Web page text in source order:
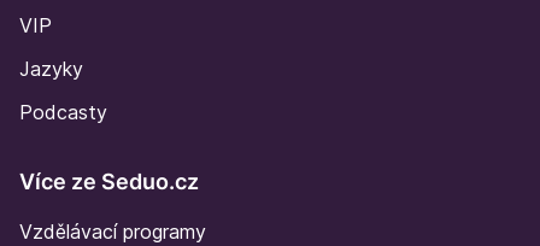
VIP
Jazyky
Podcasty
Více ze Seduo.cz
Vzdělávací programy